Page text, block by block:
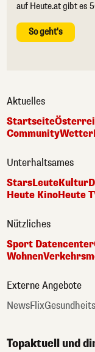
auf Heute.at gibt es
So geht's
Aktuelles
Startseite
CommunityWetter
Unterhaltsames
StarsLeuteKultur
Heute KinoHeute
Nützliches
Sport Datencenter
Wohnen
Externe Angebote
NewsFlix
Topaktuell und